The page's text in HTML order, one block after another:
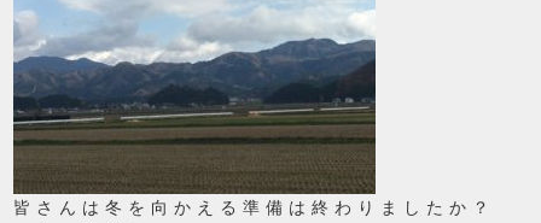
皆さんは冬を向かえる準備は終わりましたか？